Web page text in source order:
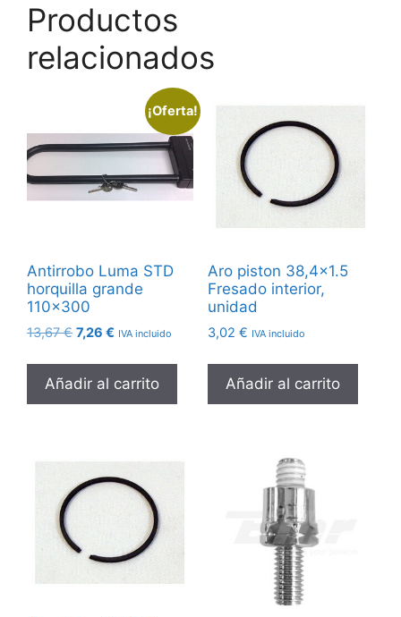
Productos
relacionados
¡Oferta!
Antirrobo Luma STD
horquilla grande
110×300
13,67€ El
original
era:
13,67 €.
7,26 € El
actual
es:
7,26 €.
IVA incluido
Añadir al carrito
Aro piston 38,4×1.5
Fresado interior,
unidad
3,02 € IVA incluido
Añadir al carrito